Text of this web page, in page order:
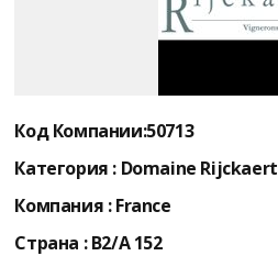
Код Компании:50713
Категория : Domaine Rijckaert
Компания :France
Страна :B2/A 152